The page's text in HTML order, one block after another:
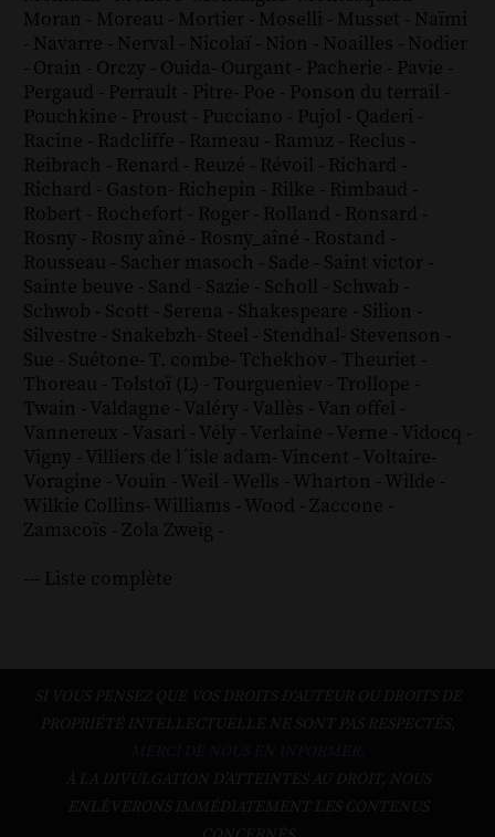
Moran - Moreau - Mortier - Moselli - Musset - Naïmi
- Navarre - Nerval - Nicolaï - Nion - Noailles - Nodier
- Orain - Orczy - Ouida- Ourgant - Pacherie - Pavie -
Pergaud - Perrault - Pitre- Poe - Ponson du terrail -
Pouchkine - Proust - Pucciano - Pujol - Qaderi -
Racine - Radcliffe - Rameau - Ramuz - Reclus -
Reibrach - Renard - Reuzé - Révoil - Richard -
Richard - Gaston- Richepin - Rilke - Rimbaud -
Robert - Rochefort - Roger - Rolland - Ronsard -
Rosny - Rosny aîné - Rosny_aîné - Rostand -
Rousseau - Sacher masoch - Sade - Saint victor -
Sainte beuve - Sand - Sazie - Scholl - Schwab -
Schwob - Scott - Serena - Shakespeare - Silion -
Silvestre - Snakebzh- Steel - Stendhal- Stevenson -
Sue - Suétone- T. combe- Tchekhov - Theuriet -
Thoreau - Tolstoï (L) - Tourgueniev - Trollope -
Twain - Valdagne - Valéry - Vallès - Van offel -
Vannereux - Vasari - Vély - Verlaine - Verne - Vidocq -
Vigny - Villiers de l´isle adam- Vincent - Voltaire-
Voragine - Vouin - Weil - Wells - Wharton - Wilde -
Wilkie Collins- Williams - Wood - Zaccone -
Zamacoïs - Zola Zweig -
--- Liste complète